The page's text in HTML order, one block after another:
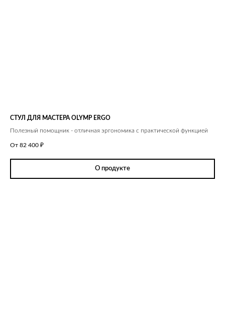
СТУЛ ДЛЯ МАСТЕРА OLYMP ERGO
Полезный помощник - отличная эргономика с практической функцией
От 82 400 ₽
О продукте